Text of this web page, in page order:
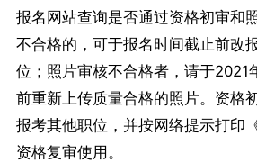
报名网站查询是否通过资格初审和
不合格的，可于报名时间截止前改
位；照片审核不合格者，请于2021
前重新上传质量合格的照片。资格
报考其他职位，并按网络提示打印
资格复审使用。